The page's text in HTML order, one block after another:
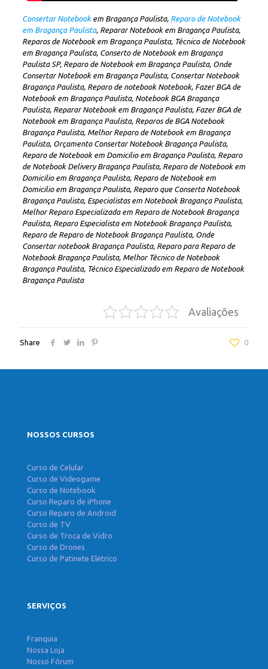
Consertar Notebookem Bragança Paulista, Reparo de Notebook
em Bragança Paulista, Reparar Notebook em Bragança Paulista,
Reparos de Notebook em Bragança Paulista, Técnico de Notebook
em Bragança Paulista, Conserto de Notebook em Bragança
Paulista SP, Reparo de Notebook em Bragança Paulista, Onde
Consertar Notebook em Bragança Paulista, Consertar Notebook
Bragança Paulista, Reparo de notebook Notebook, Fazer BGA de
Notebook em Bragança Paulista, Notebook BGA Bragança
Paulista, Reparar Notebook em Bragança Paulista, Fazer BGA de
Notebook em Bragança Paulista, Reparos de BGA Notebook
Bragança Paulista, Melhor Reparo de Notebook em Bragança
Paulista, Orçamento Consertar Notebook Bragança Paulista,
Reparo de Notebook em Domicilio em Bragança Paulista, Reparo
de Notebook Delivery Bragança Paulista, Reparo de Notebook em
Domicilio em Bragança Paulista, Reparo de Notebook em
Domicilio em Bragança Paulista, Reparo que Conserta Notebook
Bragança Paulista, Especialistas em Notebook Bragança Paulista,
Melhor Reparo Especializada em Reparo de Notebook Bragança
Paulista, Reparo Especialista em Notebook Bragança Paulista,
Reparo de Reparo de Notebook Bragança Paulista, Onde
Consertar notebook Bragança Paulista, Reparo para Reparo de
Notebook Bragança Paulista, Melhor Tècnico de Notebook
Bragança Paulista, Técnico Especializado em Reparo de Notebook
Bragança Paulista
Avaliações
Share 0
NOSSOS CURSOS
Curso de Celular
Curso de Videogame
Curso de Notebook
Curso Reparo de iPhone
Curso Reparo de Android
Curso de TV
Curso de Troca de Vidro
Curso de Drones
Curso de Patinete Elétrico
SERVIÇOS
Franquia
Nossa Loja
Nosso Fórum